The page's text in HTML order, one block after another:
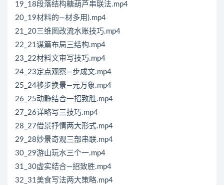
19_18段落结构糖葫芦串联法.mp4
20_19材料的—材多用).mp4
21_20三维图改流水账技巧.mp4
22_21谋篇布局三结构.mp4
23_22材料文审写技巧.mp4
24_23定点观察—步成文.mp4
25_24移步换景—元万象.mp4
26_25动静结合一招致胜.mp4
27_26详略写三技巧.mp4
28_27借景抒情两大形式.mp4
29_28妙景奇观三部串联.mp4
30_29游山玩水三个一.mp4
31_30虚实结合—招致胜.mp4
32_31美食写法两大策略.mp4